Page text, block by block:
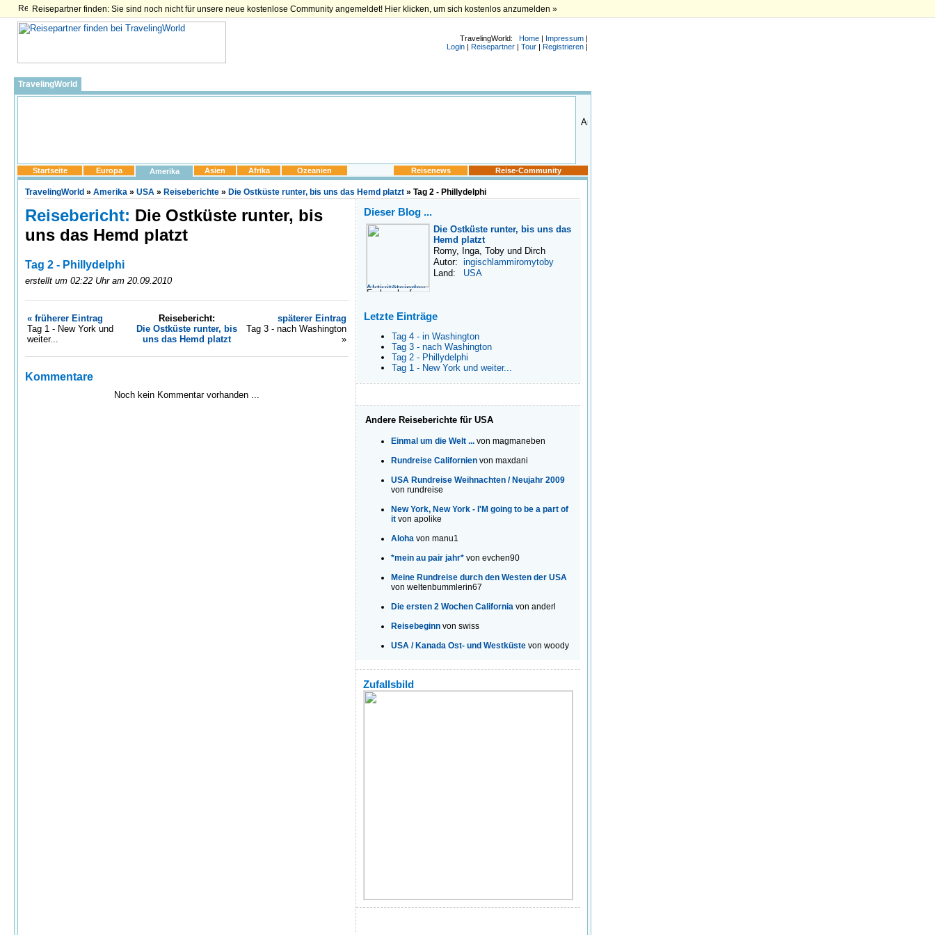
Reisepartner finden: Sie sind noch nicht für unsere neue kostenlose Community angemeldet! Hier klicken, um sich kostenlos anzumelden »
TravelingWorld: Home | Impressum |
Login | Reisepartner | Tour | Registrieren |
TravelingWorld
Startseite Europa Amerika Asien Afrika Ozeanien Reisenews Reise-Community
TravelingWorld » Amerika » USA » Reiseberichte » Die Ostküste runter, bis uns das Hemd platzt » Tag 2 - Phillydelphi
Reisebericht: Die Ostküste runter, bis
uns das Hemd platzt
Tag 2 - Phillydelphi
erstellt um 02:22 Uhr am 20.09.2010
« früherer Eintrag
Tag 1 - New York und
weiter...
Reisebericht:
Die Ostküste runter, bis
uns das Hemd platzt
späterer Eintrag
Tag 3 - nach Washington
»
Kommentare
Noch kein Kommentar vorhanden ...
Dieser Blog ...
Die Ostküste runter, bis uns das
Hemd platzt
Romy, Inga, Toby und Dirch
Autor: ingischlammiromytoby
Land:
USA
Letzte Einträge
Tag 4 - in Washington
Tag 3 - nach Washington
Tag 2 - Phillydelphi
Tag 1 - New York und weiter...
Andere Reiseberichte für USA
Einmal um die Welt ... von magmaneben
Rundreise Californien von maxdani
USA Rundreise Weihnachten / Neujahr 2009
von rundreise
New York, New York - I'M going to be a part of
it von apolike
Aloha von manu1
*mein au pair jahr* von evchen90
Meine Rundreise durch den Westen der USA
von weltenbummlerin67
Die ersten 2 Wochen California von anderl
Reisebeginn von swiss
USA / Kanada Ost- und Westküste von woody
Zufallsbild